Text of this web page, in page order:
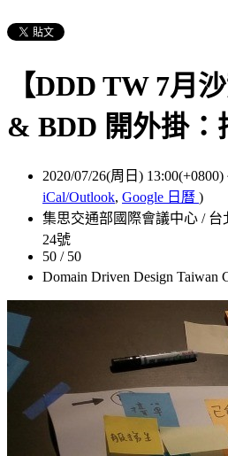
【DDD TW 7月
& BDD 開外掛：
2020/07/26(周日) 13:00(+0800)
iCal/Outlook, Google 日曆 )
集思交通部國際會議中心 /
24號
50 / 50
Domain Driven Design Taiwan